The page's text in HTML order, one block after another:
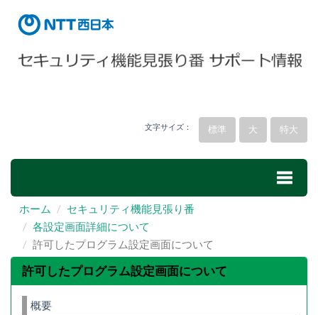
文字サイズ： 標準 大 特大
ホーム
セキュリティ機能見張り番
各設定画面詳細について
許可したプログラム設定画面について
許可したプログラム設定画面について
概要